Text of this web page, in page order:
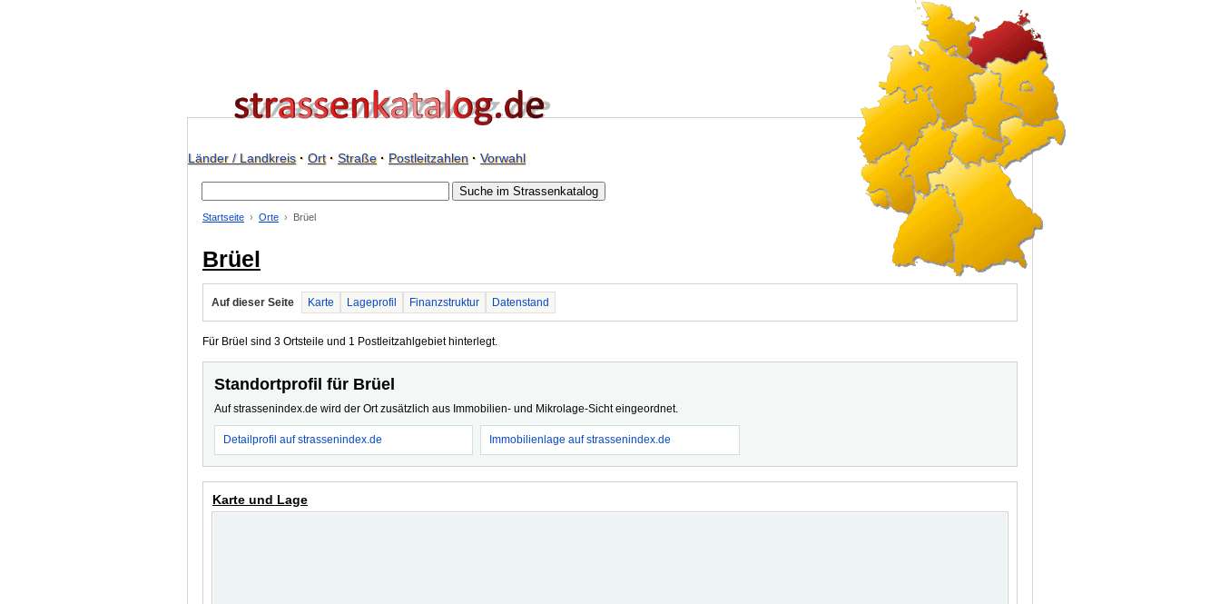
Länder / Landkreis· Ort· Straße· Postleitzahlen· Vorwahl
Startseite Orte Brüel
Brüel
Auf dieser Seite Karte Lageprofil Finanzstruktur Datenstand
Für Brüel sind 3 Ortsteile und 1 Postleitzahlgebiet hinterlegt.
Standortprofil für Brüel
Auf strassenindex.de wird der Ort zusätzlich aus Immobilien- und Mikrolage-Sicht eingeordnet.
Detailprofil auf strassenindex.de Immobilienlage auf strassenindex.de
Karte und Lage